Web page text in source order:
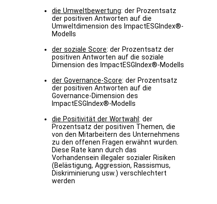
die Umweltbewertung: der Prozentsatz
der positiven Antworten auf die
Umweltdimension des ImpactESGIndex®-
Modells
der soziale Score: der Prozentsatz der
positiven Antworten auf die soziale
Dimension des ImpactESGIndex®-Modells
der Governance-Score: der Prozentsatz
der positiven Antworten auf die
Governance-Dimension des
ImpactESGIndex®-Modells
die Positivität der Wortwahl: der
Prozentsatz der positiven Themen, die
von den Mitarbeitern des Unternehmens
zu den offenen Fragen erwähnt wurden.
Diese Rate kann durch das
Vorhandensein illegaler sozialer Risiken
(Belästigung, Aggression, Rassismus,
Diskriminierung usw.) verschlechtert
werden